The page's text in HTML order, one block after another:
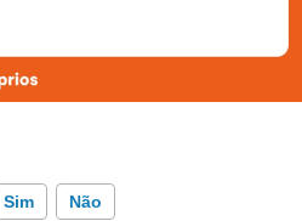
Sim Não